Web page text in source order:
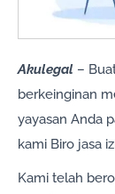
Akulegal –
berkeinginan
yayasan Anda
kami Biro jasa
Kami telah